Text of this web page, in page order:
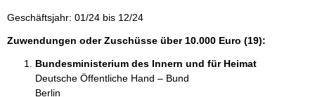
Geschäftsjahr: 01/24 bis 12/24
Zuwendungen oder Zuschüsse über 10.000 Euro (19):
Bundesministerium des Innern und für Heimat
Deutsche Öffentliche Hand – Bund
Berlin